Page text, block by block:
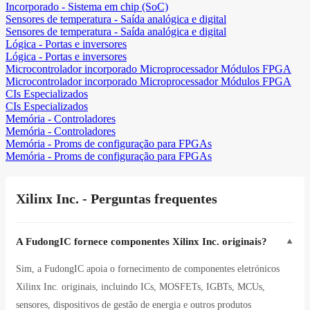
Incorporado - Sistema em chip (SoC)
Sensores de temperatura - Saída analógica e digital
Sensores de temperatura - Saída analógica e digital
Lógica - Portas e inversores
Lógica - Portas e inversores
Microcontrolador incorporado Microprocessador Módulos FPGA
Microcontrolador incorporado Microprocessador Módulos FPGA
CIs Especializados
CIs Especializados
Memória - Controladores
Memória - Controladores
Memória - Proms de configuração para FPGAs
Memória - Proms de configuração para FPGAs
Xilinx Inc. - Perguntas frequentes
A FudongIC fornece componentes Xilinx Inc. originais? ▼
Sim, a FudongIC apoia o fornecimento de componentes eletrónicos
Xilinx Inc. originais, incluindo ICs, MOSFETs, IGBTs, MCUs,
sensores, dispositivos de gestão de energia e outros produtos